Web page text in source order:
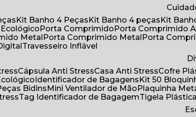
Kit Banho 4 Peças Kit Banho 4 peças Kit
Ecológico
Porta Comprimido Porta Comprimido
Metal
Porta Comprimido Metal Porta
Travesseiro Inflável
Cápsula Anti Stress Casa Anti Stress Cofre
Identificador de Bagagens Kit 50
Bidins
Mini Ventilador de Mão Plaquinha
Tag Identificador de Bagagem
Tigela